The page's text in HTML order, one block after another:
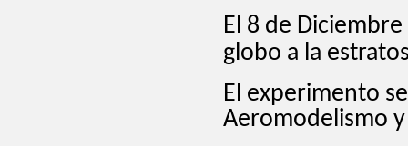
El 8 de
globo a la
El experimento
Aeromodelismo y